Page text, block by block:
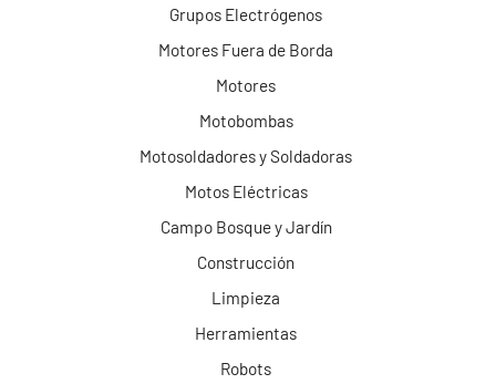
Grupos Electrógenos
Motores Fuera de Borda
Motores
Motobombas
Motosoldadores y Soldadoras
Motos Eléctricas
Campo Bosque y Jardín
Construcción
Limpieza
Herramientas
Robots